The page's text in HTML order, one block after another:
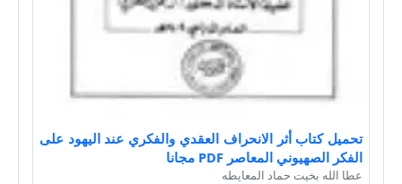
تحميل كتاب أثر الانحراف العقدي والفكري عند اليهود على
الفكر الصهيوني المعاصر PDF مجانا
عطا الله بخيت حماد المعايطه